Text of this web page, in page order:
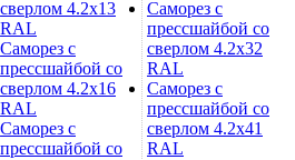
сверлом 4.2х13
RAL
Саморез с
прессшайбой со
сверлом 4.2х16
RAL
Саморез с
прессшайбой со
Саморез с
прессшайбой со
сверлом 4.2х32
RAL
Саморез с
прессшайбой со
сверлом 4.2х41
RAL